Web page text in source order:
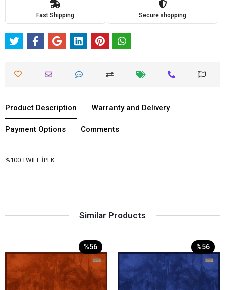
Fast Shipping Secure shopping
Product Description Warranty and Delivery
Payment Options Comments
%100 TWILL İPEK
Similar Products
%56 %56